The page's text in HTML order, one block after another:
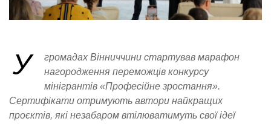
У
громадах Вінниччини стартував марафон
нагородження переможців конкурсу
мінігрантів «Професійне зростання».
Сертифікати отримують автори найкращих
проєктів, які незабаром втілюватимуть свої ідеї